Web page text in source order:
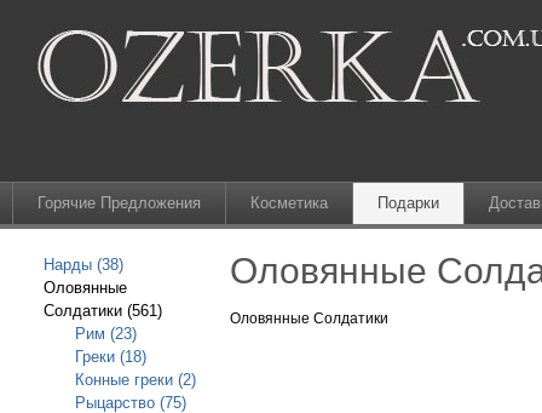
Горячие Предложения Косметика Подарки
Нарды (38)
Оловянные
Солдатики (561)
Рим (23)
Греки (18)
Конные греки (2)
Рыцарство (75)
Оловянные
Оловянные Солдатики